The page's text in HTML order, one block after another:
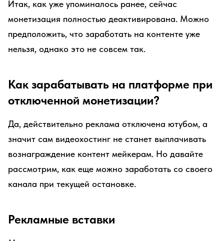
Итак, как уже упоминалось ранее, сейчас
монетизация полностью деактивирована. Можно
предположить, что заработать на контенте уже
нельзя, однако это не совсем так.
Как зарабатывать на платформе при
отключенной монетизации?
Да, действительно реклама отключена ютубом, а
значит сам видеохостинг не станет выплачивать
вознаграждение контент мейкерам. Но давайте
рассмотрим, как еще можно заработать со своего
канала при текущей остановке.
Рекламные вставки